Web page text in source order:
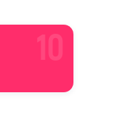
10